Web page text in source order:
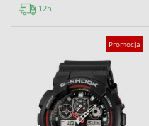
12h
Promocja